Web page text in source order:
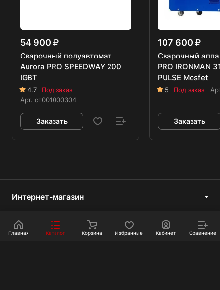
54 900
Сварочный полуавтомат
Aurora PRO SPEEDWAY 200
IGBT
4.7
Под заказ
Арт. от001000304
Заказать
107 600
Сварочный
PRO IRONMAN
PULSE Mosfet
5 Под заказ
Заказать
Интернет-магазин
Информация
Главная Каталог Корзина Избранные Кабинет Сравнение